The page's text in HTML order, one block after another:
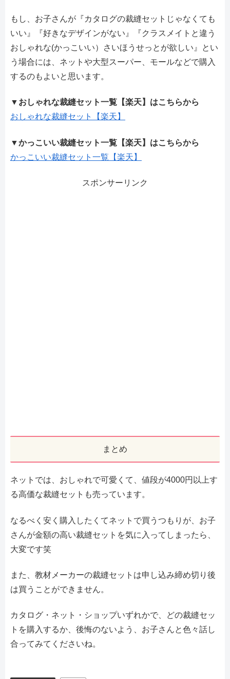
もし、お子さんが『カタログの裁縫セットじゃなくても
いい』『好きなデザインがない』『クラスメイトと違う
おしゃれな(かっこいい）さいほうせっとが欲しい』とい
う場合には、ネットや大型スーパー、モールなどで購入
するのもよいと思います。
▼ おしゃれな裁縫セット一覧【楽天】はこちらから
おしゃれな裁縫セット【楽天】
▼かっこいい裁縫セット一覧【楽天】はこちらから
かっこいい裁縫セット一覧【楽天】
スポンサーリンク
まとめ
ネットでは、おしゃれで可愛くて、値段が4000円以上す
る高価な裁縫セットも売っています。
なるべく安く購入したくてネットで買うつもりが、お子
さんが金額の高い裁縫セットを気に入ってしまったら、
大変です笑
また、教材メーカーの裁縫セットは申し込み締め切り後
は買うことができません。
カタログ・ネット・ショップいずれかで、どの裁縫セッ
トを購入するか、後悔のないよう、お子さんと色々話し
合ってみてくださいね。